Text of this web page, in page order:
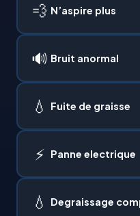
💨 N’aspire plus
🔊 Bruit anormal
💧 Fuite de graisse
⚡ Panne electrique
💧 Degraissage